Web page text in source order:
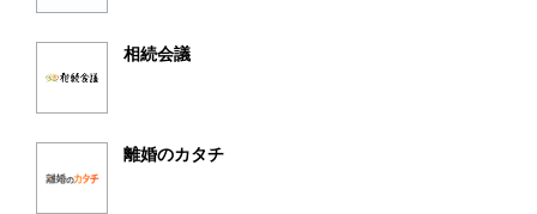
相続会議
離婚のカタチ